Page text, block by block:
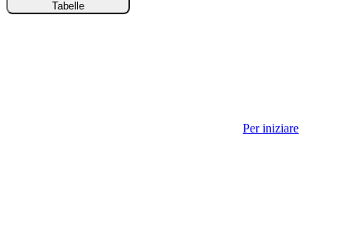
Tabelle
Per iniziare